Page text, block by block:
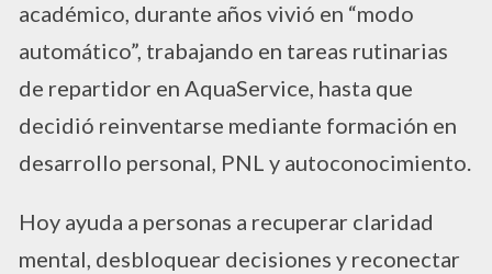
académico, durante años vivió en “modo
automático”, trabajando en tareas rutinarias
de repartidor en AquaService, hasta que
decidió reinventarse mediante formación en
desarrollo personal, PNL y autoconocimiento.
Hoy ayuda a personas a recuperar claridad
mental, desbloquear decisiones y reconectar